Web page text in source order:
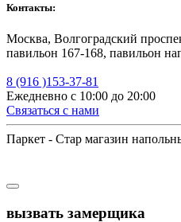
Контакты:
Москва, Волгоградский
павильон 167-168, павильон
8 (916 )153-37-81
Ежедневно с 10:00 до 20:00
Связаться с нами
Паркет - Стар магазин
вызвать замерщика